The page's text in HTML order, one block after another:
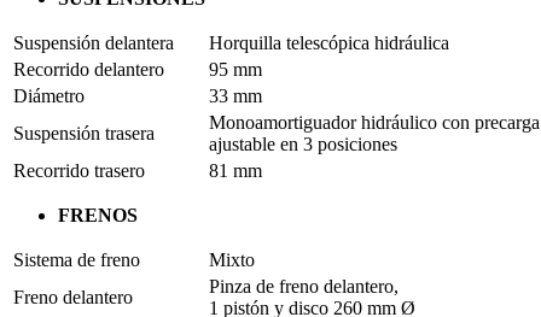
Suspensión delantera
Horquilla telescópica hidráulica
Recorrido delantero
95 mm
Diámetro
33 mm
Suspensión trasera
Monoamortiguador hidráulico con precarga
ajustable en 3 posiciones
Recorrido trasero
81 mm
FRENOS
Sistema de freno
Mixto
Freno delantero
Pinza de freno delantero,
1 pistón y disco 260 mm Ø